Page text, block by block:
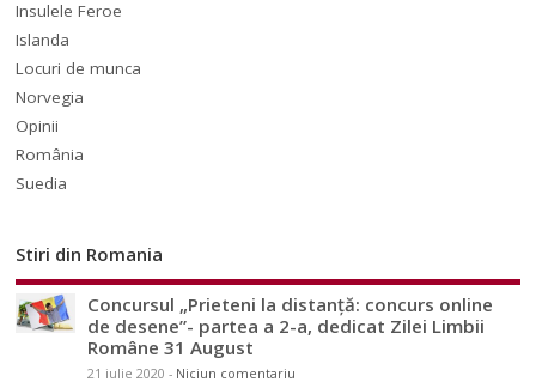
Insulele Feroe
Islanda
Locuri de munca
Norvegia
Opinii
România
Suedia
Stiri din Romania
Concursul „Prieteni la distanță: concurs online
de desene”- partea a 2-a, dedicat Zilei Limbii
Române 31 August
21 iulie 2020 - Niciun comentariu